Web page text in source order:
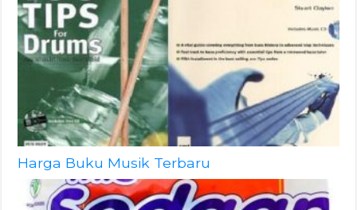
Harga Buku Musik Terbaru